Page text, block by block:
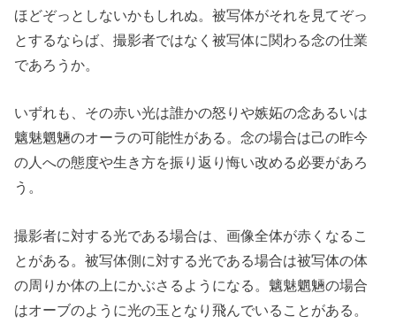
ほどぞっとしないかもしれぬ。被写体がそれを見てぞっ
とするならば、撮影者ではなく被写体に関わる念の仕業
であろうか。
いずれも、その赤い光は誰かの怒りや嫉妬の念あるいは
魑魅魍魎のオーラの可能性がある。念の場合は己の昨今
の人への態度や生き方を振り返り悔い改める必要があろ
う。
撮影者に対する光である場合は、画像全体が赤くなるこ
とがある。被写体側に対する光である場合は被写体の体
の周りか体の上にかぶさるようになる。魑魅魍魎の場合
はオーブのように光の玉となり飛んでいることがある。